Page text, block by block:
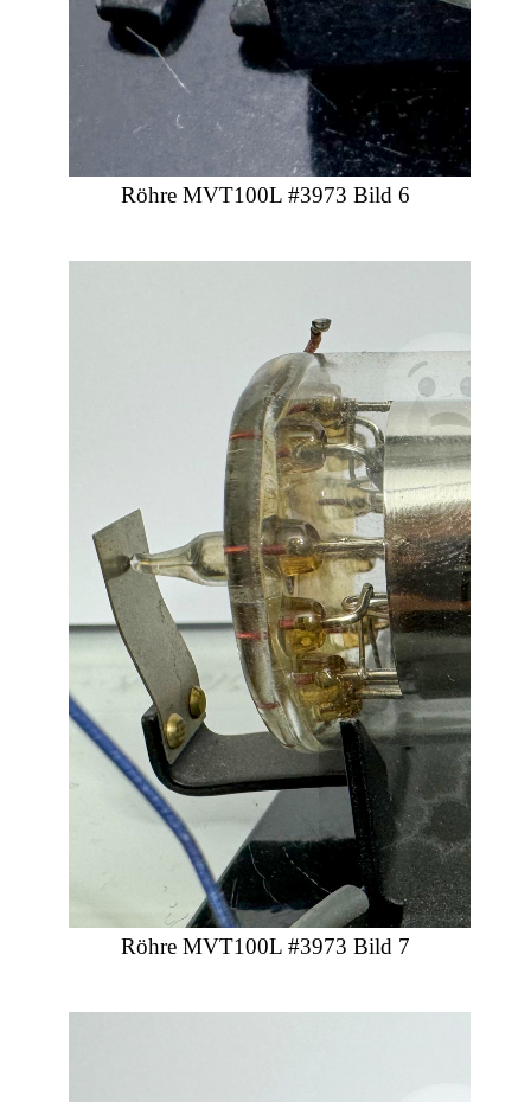
Röhre MVT100L #3973 Bild 6
Röhre MVT100L #3973 Bild 7